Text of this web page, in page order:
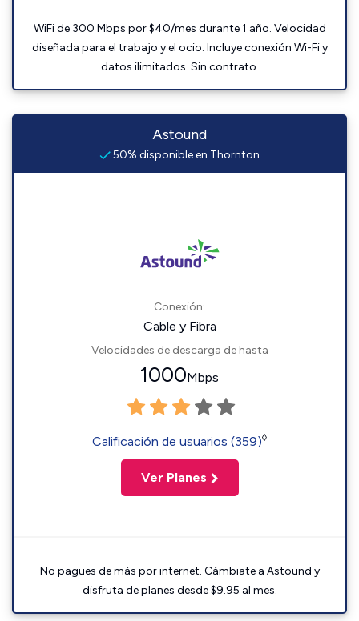
WiFi de 300 Mbps por $40/mes durante 1 año. Velocidad
diseñada para el trabajo y el ocio. Incluye conexión Wi-Fi y
datos ilimitados. Sin contrato.
Astound
50% disponible en Thornton
Conexión:
Cable y Fibra
Velocidades de descarga de hasta
1000Mbps
Calificación de usuarios (359)◊
Ver Planes
No pagues de más por internet. Cámbiate a Astound y
disfruta de planes desde $9.95 al mes.